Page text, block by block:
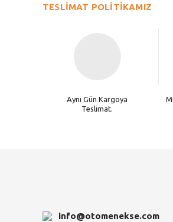
Ürün açıklamasında eksik bilgiler
TESLİMAT POLİTİKAMIZ
Aynı Gün Kargoya
Teslimat.
info@otomenekse.com